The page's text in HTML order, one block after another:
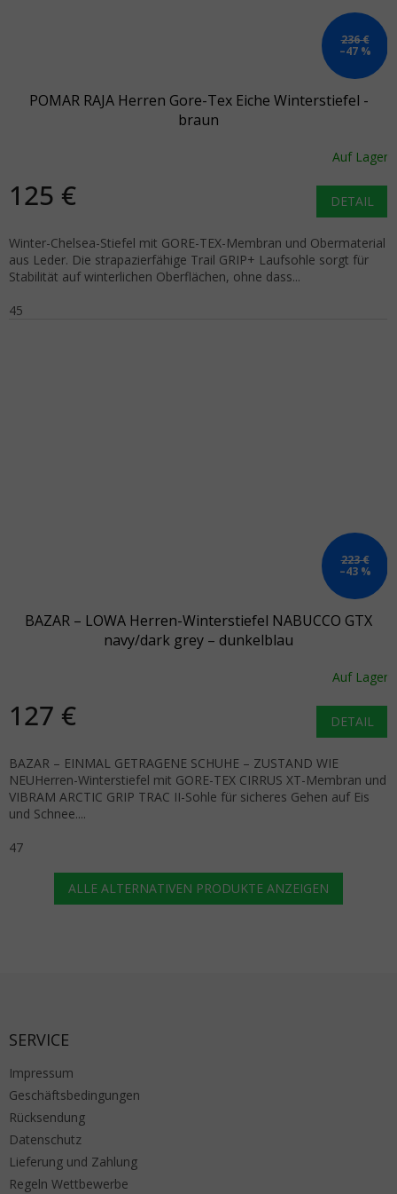
236 €
–47 %
POMAR RAJA Herren Gore-Tex Eiche Winterstiefel -
braun
Auf Lager
125 € DETAIL
Winter-Chelsea-Stiefel mit GORE-TEX-Membran und Obermaterial
aus Leder. Die strapazierfähige Trail GRIP+ Laufsohle sorgt für
Stabilität auf winterlichen Oberflächen, ohne dass...
45
223 €
–43 %
BAZAR – LOWA Herren-Winterstiefel NABUCCO GTX
navy/dark grey – dunkelblau
Auf Lager
127 € DETAIL
BAZAR – EINMAL GETRAGENE SCHUHE – ZUSTAND WIE
NEUHerren-Winterstiefel mit GORE-TEX CIRRUS XT-Membran und
VIBRAM ARCTIC GRIP TRAC II-Sohle für sicheres Gehen auf Eis
und Schnee....
47
ALLE ALTERNATIVEN PRODUKTE ANZEIGEN
SERVICE
Impressum
Geschäftsbedingungen
Rücksendung
Datenschutz
Lieferung und Zahlung
Regeln Wettbewerbe